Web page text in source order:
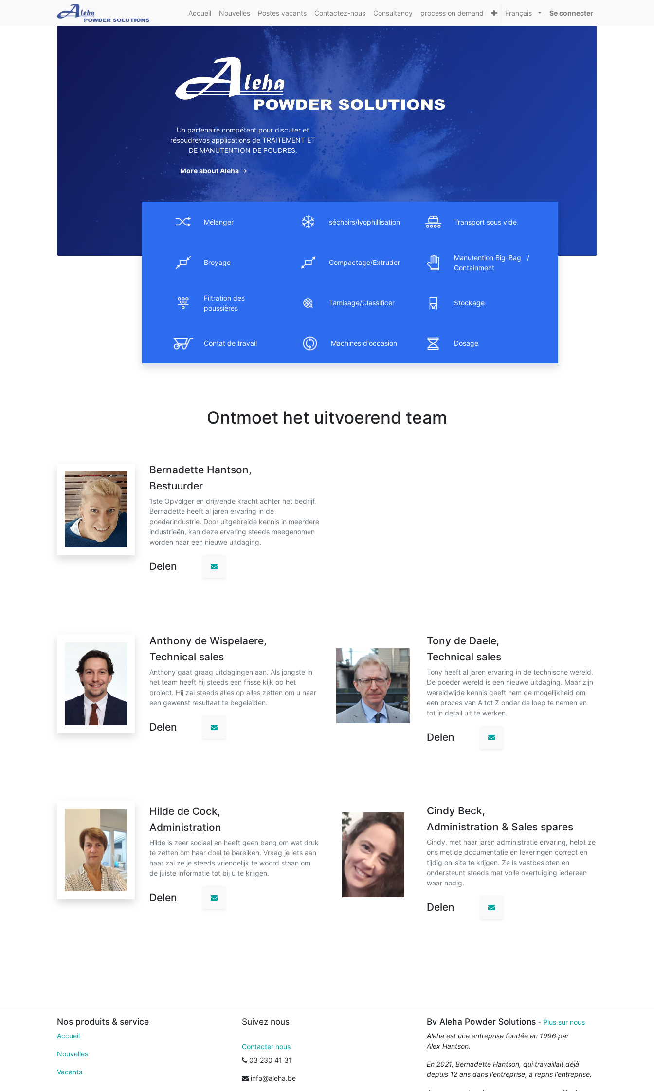
Accueil Nouvelles Postes vacants Contactez-nous Consultancy process on demand Français Se connecter
Un partenaire compétent pour discuter et
résoudrevos applications de TRAITEMENT ET
DE MANUTENTION DE POUDRES.
More about Aleha→
Mélanger séchoirs/lyophillisation Transport sous vide
Broyage Compactage/Extruder
Manutention Big-Bag /
Containment
Filtration des
poussières
Tamisage/Classificer Stockage
Contat de travail Machines d'occasion Dosage
Ontmoet het uitvoerend team
Bernadette Hantson,
Bestuurder
1ste Opvolger en drijvende kracht achter het bedrijf.
Bernadette heeft al jaren ervaring in de
poederindustrie. Door uitgebreide kennis in meerdere
industrieën, kan deze ervaring steeds meegenomen
worden naar een nieuwe uitdaging.
Delen
Anthony de Wispelaere,
Technical sales
Anthony gaat graag uitdagingen aan. Als jongste in
het team heeft hij steeds een frisse kijk op het
project. Hij zal steeds alles op alles zetten om u naar
een gewenst resultaat te begeleiden.
Delen
Tony de Daele,
Technical sales
Tony heeft al jaren ervaring in de technische wereld.
De poeder wereld is een nieuwe uitdaging. Maar zijn
wereldwijde kennis geeft hem de mogelijkheid om
een proces van A tot Z onder de loep te nemen en
tot in detail uit te werken.
Delen
Hilde de Cock,
Administration
Hilde is zeer sociaal en heeft geen bang om wat druk
te zetten om haar doel te bereiken. Vraag je iets aan
haar zal ze je steeds vriendelijk te woord staan om
de juiste informatie tot bij u te krijgen.
Delen
Cindy Beck,
Administration & Sales spares
Cindy, met haar jaren administratie ervaring, helpt ze
ons met de documentatie en leveringen correct en
tijdig on-site te krijgen. Ze is vastbesloten en
ondersteunt steeds met volle overtuiging iedereen
waar nodig.
Delen
Nos produits & service
Accueil
Nouvelles
Vacants
Suivez nous
Contacter nous
03 230 41 31
info@aleha.be
Bv Aleha Powder Solutions - Plus sur nous
Aleha est une entreprise fondée en 1996 par
Alex Hantson.
En 2021, Bernadette Hantson, qui travaillait déjà
depuis 12 ans dans l'entreprise, a repris l'entreprise.